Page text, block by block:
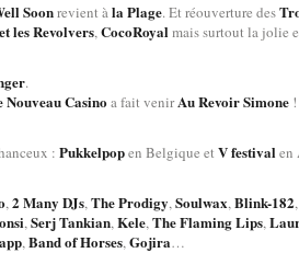
Soonrevient àla Plage. Et réouverture des
les Revolvers,CocoRoyalmais surtout la jolie
.
Nouveau Casino a fait venirAu Revoir Simone
: Pukkelpopen Belgique et V festivalen
,2 Many DJs,The Prodigy,Soulwax,Blink-182,
,Serj Tankian,Kele,The Flaming Lips,
,Band of Horses,Gojira…